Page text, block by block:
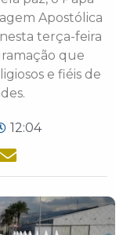
Apostólica
terça-feira
que
e fiéis de
12:04